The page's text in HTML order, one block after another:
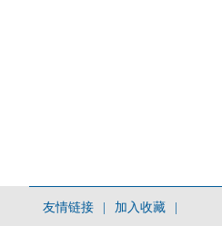
友情链接 | 加入收藏
|